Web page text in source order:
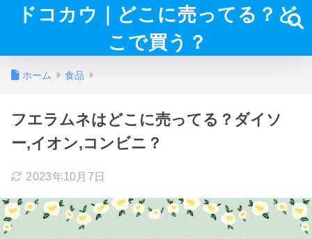
ドコカウ｜どこに売ってる？ど
こで買う？
ホーム 食品
フエラムネはどこに売ってる？ダイソ
ー,イオン,コンビニ？
2023年10月7日